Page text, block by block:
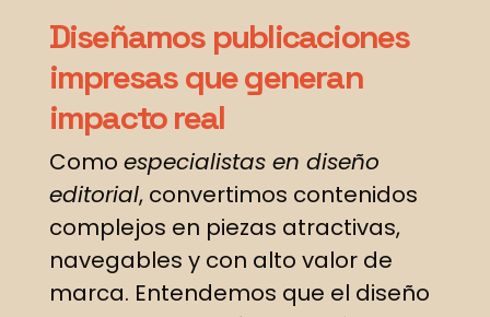
Diseñamos publicaciones
impresas que generan
impacto real
Como especialistas en diseño
editorial, convertimos contenidos
complejos en piezas atractivas,
navegables y con alto valor de
marca. Entendemos que el diseño